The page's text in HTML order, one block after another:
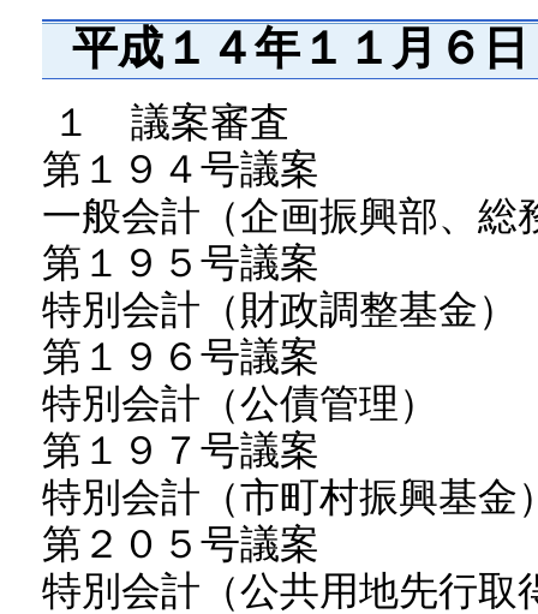
平成１４年１１月６
１ 議案審査
第１９４号議案
一般会計（企画振興部、総
第１９５号議案
特別会計（財政調整基金）
第１９６号議案
特別会計（公債管理）
第１９７号議案
特別会計（市町村振興基金
第２０５号議案
特別会計（公共用地先行取